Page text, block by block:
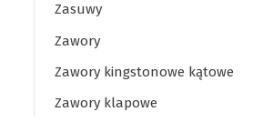
Zasuwy
Zawory
Zawory kingstonowe kątowe
Zawory klapowe